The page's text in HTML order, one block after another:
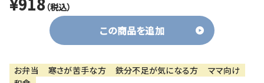
（税込）
この商品を追加
お弁当 寒さが苦手な方 鉄分不足が気になる方
ママ向け